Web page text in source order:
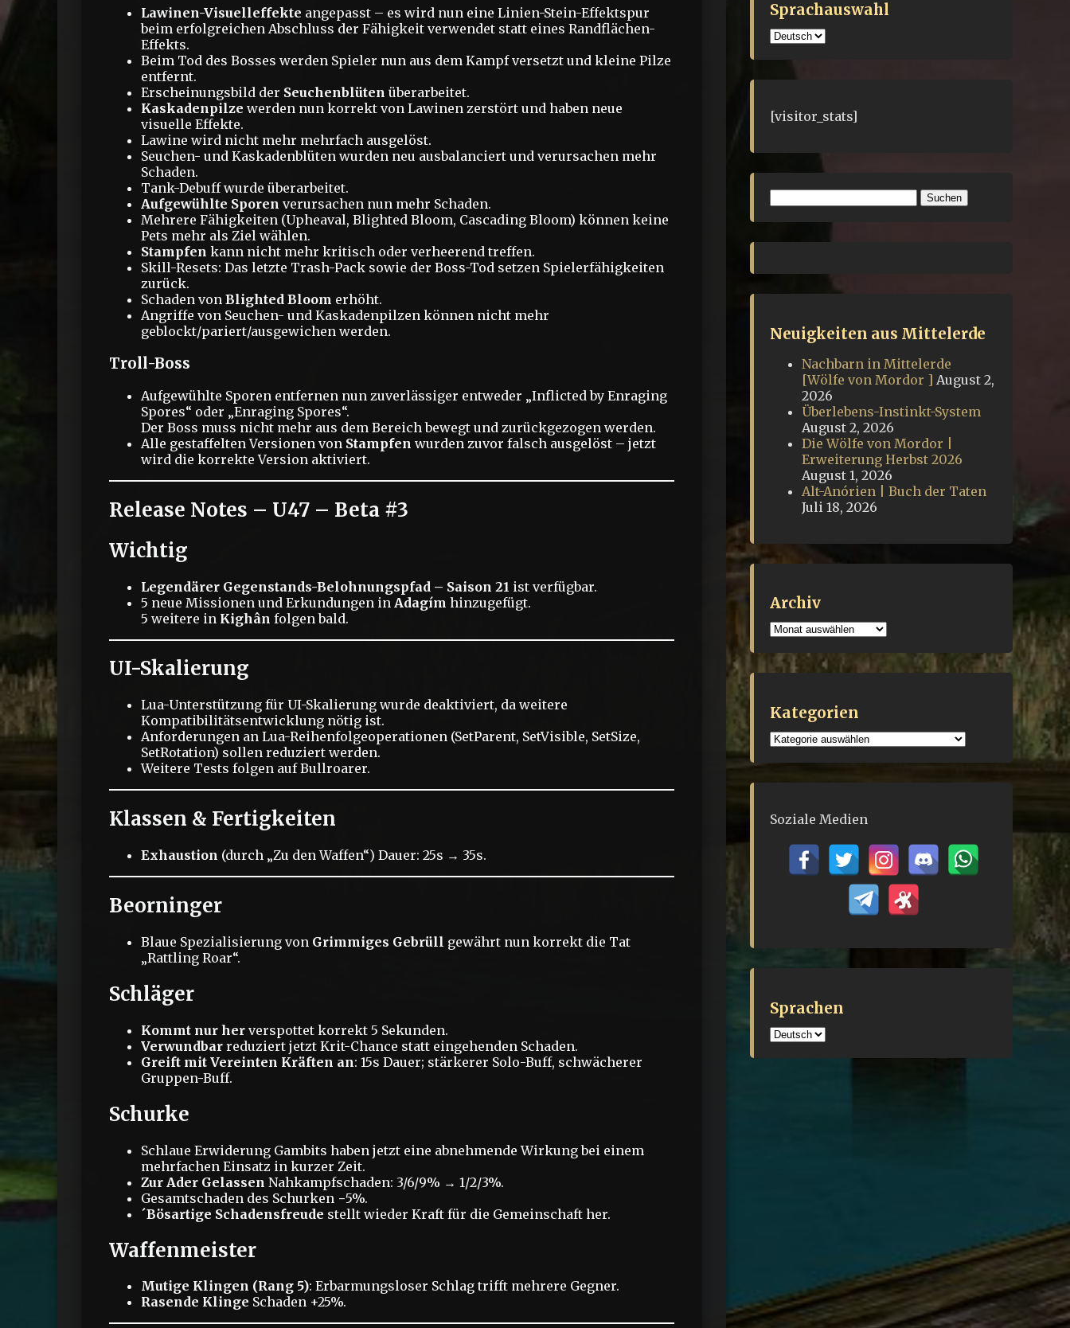
Lawinen-Visuelleffekte angepasst – es wird nun eine Linien-Stein-Effektspur
beim erfolgreichen Abschluss der Fähigkeit verwendet statt eines Randflächen-
Effekts.
Beim Tod des Bosses werden Spieler nun aus dem Kampf versetzt und kleine Pilze
entfernt.
Erscheinungsbild der Seuchenblüten überarbeitet.
Kaskadenpilze werden nun korrekt von Lawinen zerstört und haben neue
visuelle Effekte.
Lawine wird nicht mehr mehrfach ausgelöst.
Seuchen- und Kaskadenblüten wurden neu ausbalanciert und verursachen mehr
Schaden.
Tank-Debuff wurde überarbeitet.
Aufgewühlte Sporen verursachen nun mehr Schaden.
Mehrere Fähigkeiten (Upheaval, Blighted Bloom, Cascading Bloom) können keine
Pets mehr als Ziel wählen.
Stampfen kann nicht mehr kritisch oder verheerend treffen.
Skill-Resets: Das letzte Trash-Pack sowie der Boss-Tod setzen Spielerfähigkeiten
zurück.
Schaden von Blighted Bloom erhöht.
Angriffe von Seuchen- und Kaskadenpilzen können nicht mehr
geblockt/pariert/ausgewichen werden.
Troll-Boss
Aufgewühlte Sporen entfernen nun zuverlässiger entweder „Inflicted by Enraging
Spores“ oder „Enraging Spores“.
Der Boss muss nicht mehr aus dem Bereich bewegt und zurückgezogen werden.
Alle gestaffelten Versionen von Stampfen wurden zuvor falsch ausgelöst – jetzt
wird die korrekte Version aktiviert.
Release Notes – U47 – Beta #3
Wichtig
Legendärer Gegenstands-Belohnungspfad – Saison 21 ist verfügbar.
5 neue Missionen und Erkundungen in Adagím hinzugefügt.
5 weitere in Kighân folgen bald.
UI-Skalierung
Lua-Unterstützung für UI-Skalierung wurde deaktiviert, da weitere
Kompatibilitätsentwicklung nötig ist.
Anforderungen an Lua-Reihenfolgeoperationen (SetParent, SetVisible, SetSize,
SetRotation) sollen reduziert werden.
Weitere Tests folgen auf Bullroarer.
Klassen & Fertigkeiten
Exhaustion (durch „Zu den Waffen“) Dauer: 25s → 35s.
Beorninger
Blaue Spezialisierung von Grimmiges Gebrüll gewährt nun korrekt die Tat
„Rattling Roar“.
Schläger
Kommt nur her verspottet korrekt 5 Sekunden.
Verwundbar reduziert jetzt Krit-Chance statt eingehenden Schaden.
Greift mit Vereinten Kräften an: 15s Dauer; stärkerer Solo-Buff, schwächerer
Gruppen-Buff.
Schurke
Schlaue Erwiderung Gambits haben jetzt eine abnehmende Wirkung bei einem
mehrfachen Einsatz in kurzer Zeit.
Zur Ader Gelassen Nahkampfschaden: 3/6/9% → 1/2/3%.
Gesamtschaden des Schurken −5%.
´Bösartige Schadensfreude stellt wieder Kraft für die Gemeinschaft her.
Waffenmeister
Mutige Klingen (Rang 5): Erbarmungsloser Schlag trifft mehrere Gegner.
Rasende Klinge Schaden +25%.
Sprachauswahl
Sprachauswahl
[visitor_stats]
Neuigkeiten aus Mittelerde
Nachbarn in Mittelerde
[Wölfe von Mordor ] August 2,
2026
Überlebens-Instinkt-System
August 2, 2026
Die Wölfe von Mordor |
Erweiterung Herbst 2026
August 1, 2026
Alt-Anórien | Buch der Taten
Juli 18, 2026
Archiv
Archiv
Kategorien
Kategorien
Soziale Medien
Sprachen
Sprachen